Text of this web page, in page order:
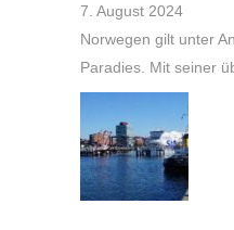
7. August 2024
Norwegen gilt unter
Paradies. Mit seiner